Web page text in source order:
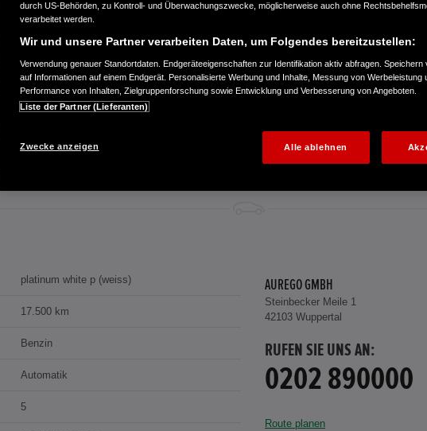
platinum white p (weiss)
17.500 km
Benzin
Automatik
5
AUREGO GMBH
Steinbecker Meile 1
42103 Wuppertal
RUFEN SIE UNS AN:
0202 890000
Route planen
durch US-Behörden, zu Kontroll- und Überwachungszwecke, möglicherweise auch ohne
verarbeitet werden.
Wir und unsere Partner verarbeiten Daten, um Folgendes bereitzustellen:
Verwendung genauer Standortdaten. Endgeräteeigenschaften zur Identifikation aktiv abfragen. Speichern
auf Informationen auf einem Endgerät. Personalisierte Werbung und Inhalte, Messung von Werbeleistung
Performance von Inhalten, Zielgruppenforschung sowie Entwicklung und Verbesserung von Angeboten.
Liste der Partner (Lieferanten)
Zwecke anzeigen Alle ablehnen